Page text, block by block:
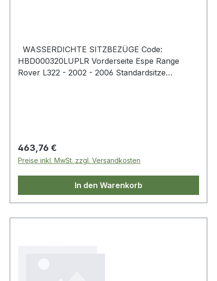
WASSERDICHTE SITZBEZÜGE Code:
HBD000320LUPLR Vorderseite Espe Range
Rover L322 - 2002 - 2006 Standardsitze
Regulärer Preis:
463,76 €
Preise inkl. MwSt. zzgl. Versandkosten
In den Warenkorb